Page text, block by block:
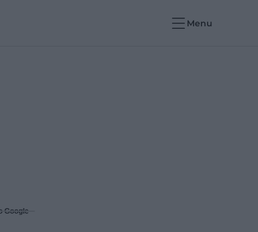
Menu
Google